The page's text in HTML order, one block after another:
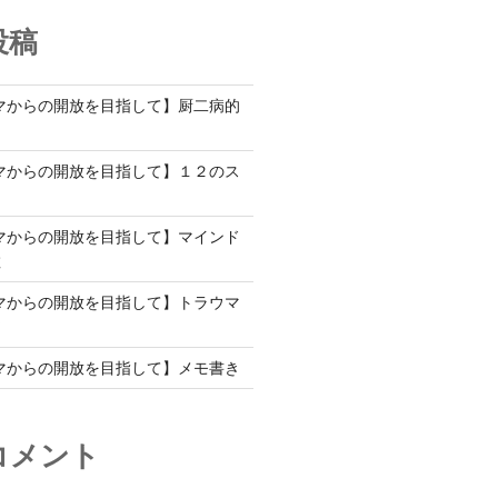
稿
からの開放を目指して】厨二病的
からの開放を目指して】１２のス
からの開放を目指して】マインド
からの開放を目指して】トラウマ
からの開放を目指して】メモ書き
ント